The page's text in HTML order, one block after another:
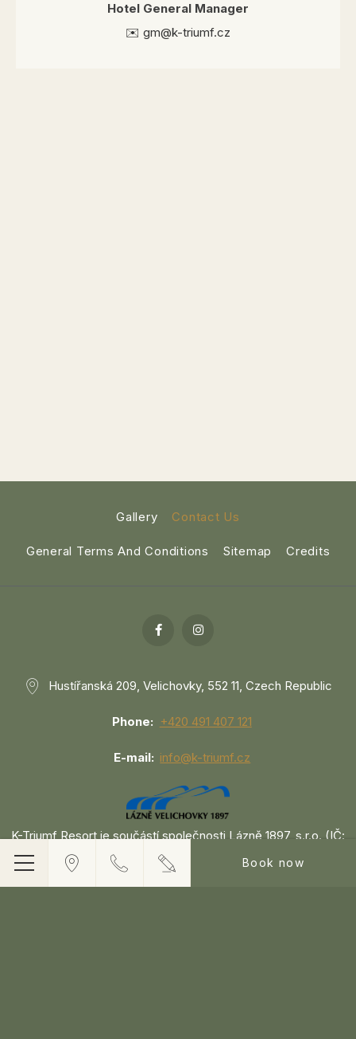
Menu
Book now
Hotel General Manager
✉️ gm@k-triumf.cz
Gallery Contact Us
General Terms And Conditions Sitemap Credits
Hustířanská 209, Velichovky, 552 11, Czech Republic
Phone +420 491 407 121
E-mail info@k-triumf.cz
K-Triumf Resort je součástí společnosti Lázně 1897, s.r.o. (IČ:
03030997) -
Lázně Velichovky 1897